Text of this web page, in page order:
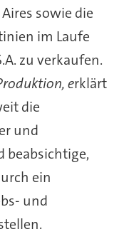
sowie die
im Laufe
zu verkaufen.
erklärt
die
und
beabsichtige,
ein
und